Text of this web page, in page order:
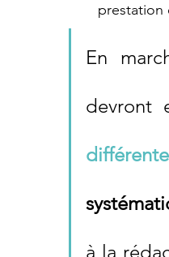
prestation
En
devront
à la